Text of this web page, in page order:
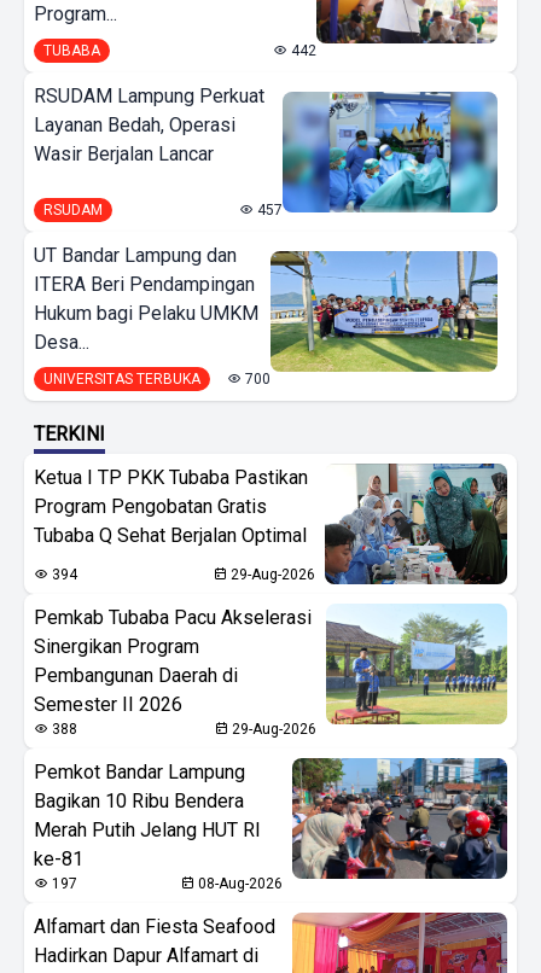
Program...
TUBABA 442
RSUDAM Lampung Perkuat
Layanan Bedah, Operasi
Wasir Berjalan Lancar
RSUDAM 457
UT Bandar Lampung dan
ITERA Beri Pendampingan
Hukum bagi Pelaku UMKM
Desa...
UNIVERSITAS TERBUKA 700
TERKINI
Ketua I TP PKK Tubaba Pastikan
Program Pengobatan Gratis
Tubaba Q Sehat Berjalan Optimal
394 29-Aug-2026
Pemkab Tubaba Pacu Akselerasi
Sinergikan Program
Pembangunan Daerah di
Semester II 2026
388 29-Aug-2026
Pemkot Bandar Lampung
Bagikan 10 Ribu Bendera
Merah Putih Jelang HUT RI
ke-81
197 08-Aug-2026
Alfamart dan Fiesta Seafood
Hadirkan Dapur Alfamart di